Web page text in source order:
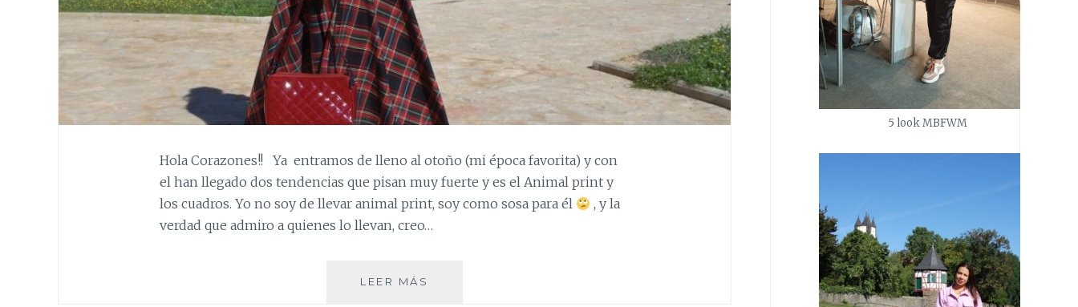
Hola Corazones!! Ya entramos de lleno al otoño (mi época favorita) y con
el han llegado dos tendencias que pisan muy fuerte y es el Animal print y
los cuadros. Yo no soy de llevar animal print, soy como sosa para él
, y la
verdad que admiro a quienes lo llevan, creo…
LEER MÁS
5 look MBFWM